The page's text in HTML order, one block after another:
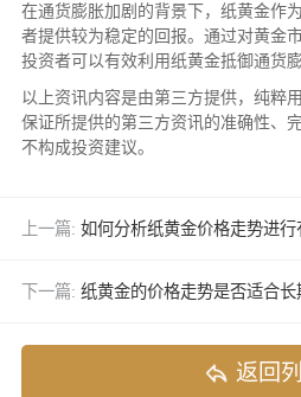
在通货膨胀加剧的背景下，纸黄金作
者提供较为稳定的回报。通过对黄金
投资者可以有效利用纸黄金抵御通货膨
以上资讯内容是由第三方提供，纯粹
保证所提供的第三方资讯的准确性、
不构成投资建议。
上一篇: 如何分析纸黄金价格走势进行
下一篇: 纸黄金的价格走势是否适合长
返回